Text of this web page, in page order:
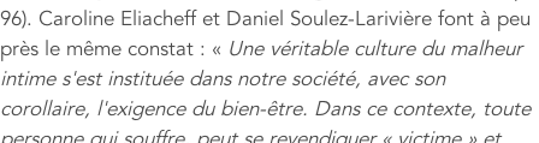
96). Caroline Eliacheff et Daniel Soulez-Larivière font à peu
près le même constat : « Une véritable culture du malheur
intime s'est instituée dans notre société, avec son
corollaire, l'exigence du bien-être. Dans ce contexte, toute